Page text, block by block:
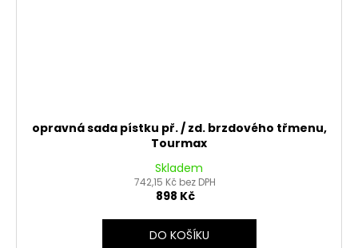
opravná sada pístku př. / zd. brzdového třmenu,
Tourmax
Skladem
742,15 Kč bez DPH
898 Kč
DO KOŠÍKU